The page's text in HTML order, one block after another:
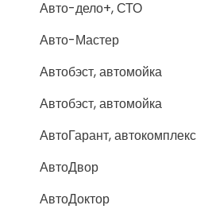
Авто-дело+, СТО
Авто-Мастер
Автобэст, автомойка
Автобэст, автомойка
АвтоГарант, автокомплекс
АвтоДвор
АвтоДоктор